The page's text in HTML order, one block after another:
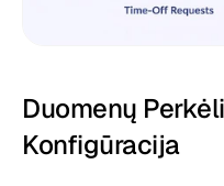
Duomenų
Konfigūracija